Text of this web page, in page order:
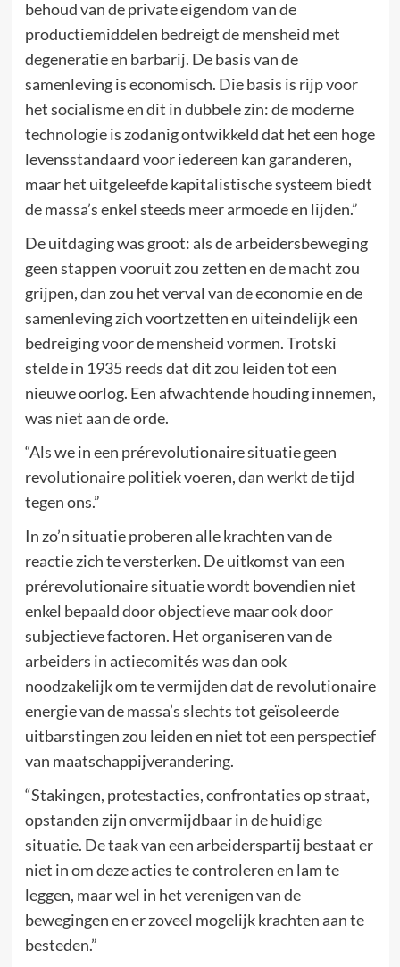
behoud van de private eigendom van de
productiemiddelen bedreigt de mensheid met
degeneratie en barbarij. De basis van de
samenleving is economisch. Die basis is rijp voor
het socialisme en dit in dubbele zin: de moderne
technologie is zodanig ontwikkeld dat het een hoge
levensstandaard voor iedereen kan garanderen,
maar het uitgeleefde kapitalistische systeem biedt
de massa’s enkel steeds meer armoede en lijden.”
De uitdaging was groot: als de arbeidersbeweging
geen stappen vooruit zou zetten en de macht zou
grijpen, dan zou het verval van de economie en de
samenleving zich voortzetten en uiteindelijk een
bedreiging voor de mensheid vormen. Trotski
stelde in 1935 reeds dat dit zou leiden tot een
nieuwe oorlog. Een afwachtende houding innemen,
was niet aan de orde.
“Als we in een prérevolutionaire situatie geen
revolutionaire politiek voeren, dan werkt de tijd
tegen ons.”
In zo’n situatie proberen alle krachten van de
reactie zich te versterken. De uitkomst van een
prérevolutionaire situatie wordt bovendien niet
enkel bepaald door objectieve maar ook door
subjectieve factoren. Het organiseren van de
arbeiders in actiecomités was dan ook
noodzakelijk om te vermijden dat de revolutionaire
energie van de massa’s slechts tot geïsoleerde
uitbarstingen zou leiden en niet tot een perspectief
van maatschappijverandering.
“Stakingen, protestacties, confrontaties op straat,
opstanden zijn onvermijdbaar in de huidige
situatie. De taak van een arbeiderspartij bestaat er
niet in om deze acties te controleren en lam te
leggen, maar wel in het verenigen van de
bewegingen en er zoveel mogelijk krachten aan te
besteden.”